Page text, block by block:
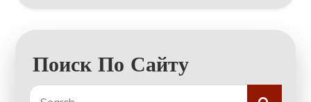
Поиск По Сайту
Search